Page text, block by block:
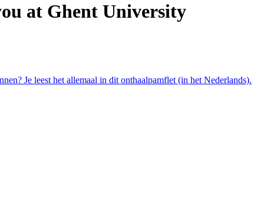
at Ghent University
Je leest het allemaal in dit onthaalpamflet (in het Nederlands).